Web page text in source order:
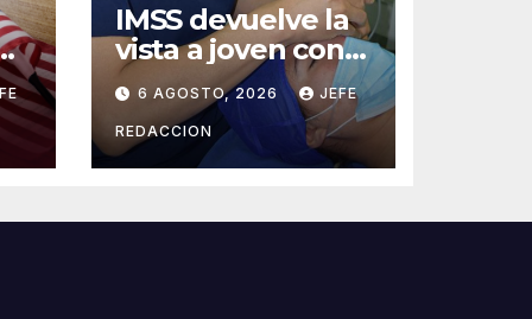
IMSS devuelve la
vista a joven con
catarata
congénita tras 23
años de limitación
visual
6 AGOSTO, 2026 JEFE
REDACCION